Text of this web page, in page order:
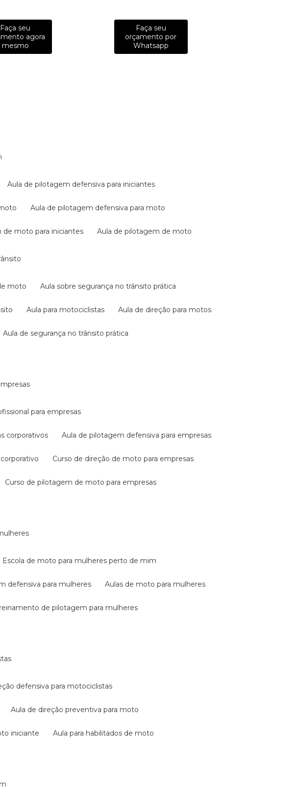
Faça seu
agora
mesmo
Faça seu
orçamento por
Whatsapp
aula de pilotagem defensiva para iniciantes
aula de pilotagem defensiva para moto
de moto para iniciantes aula de pilotagem de moto
moto aula sobre segurança no trânsito prática
aula para motociclistas aula de direção para motos
aula de segurança no trânsito prática
para empresas
corporativos aula de pilotagem defensiva para empresas
curso de direção de moto para empresas
curso de pilotagem de moto para empresas
escola de moto para mulheres perto de mim
defensiva para mulheres aulas de moto para mulheres
de pilotagem para mulheres
defensiva para motociclistas
aula de direção preventiva para moto
iniciante aula para habilitados de moto